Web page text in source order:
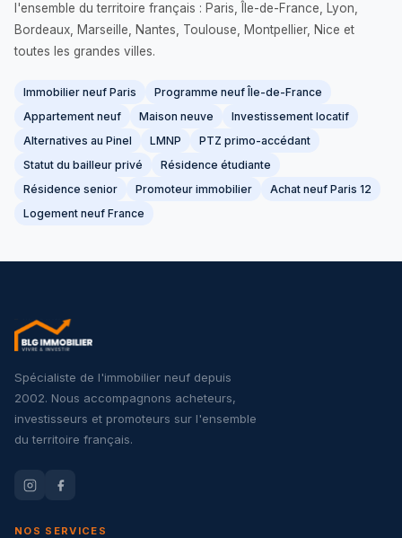
l'ensemble du territoire français : Paris, Île-de-France, Lyon,
Bordeaux, Marseille, Nantes, Toulouse, Montpellier, Nice et
toutes les grandes villes.
Immobilier neuf Paris
Programme neuf Île-de-France
Appartement neuf
Maison neuve
Investissement locatif
Alternatives au Pinel
LMNP
PTZ primo-accédant
Statut du bailleur privé
Résidence étudiante
Résidence senior
Promoteur immobilier
Achat neuf Paris 12
Logement neuf France
Spécialiste de l'immobilier neuf depuis
2002. Nous accompagnons acheteurs,
investisseurs et promoteurs sur l'ensemble
du territoire français.
NOS SERVICES